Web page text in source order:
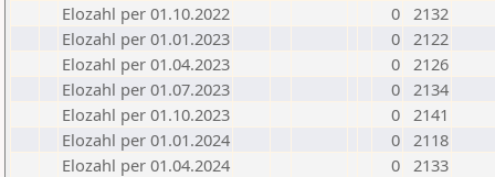
Elozahl per 01.10.2022
0 2132
Elozahl per 01.01.2023
0 2122
Elozahl per 01.04.2023
0 2126
Elozahl per 01.07.2023
0 2134
Elozahl per 01.10.2023
0 2141
Elozahl per 01.01.2024
0 2118
Elozahl per 01.04.2024
0 2133